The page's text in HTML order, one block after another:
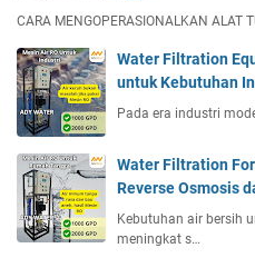
CARA MENGOPERASIONALKAN ALAT
Water Filtration
untuk Kebutuhan
Pada era industri
Water Filtration
Reverse Osmosis
Kebutuhan air bersih
meningkat s…